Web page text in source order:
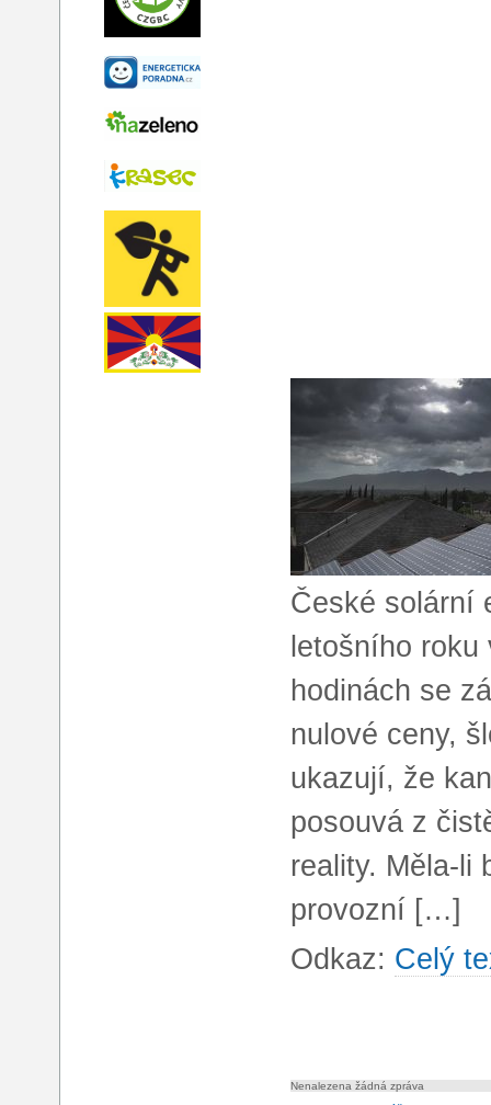
České solární
letošního roku
hodinách se
nulové ceny,
ukazují, že
posouvá z
reality. Měla-li
provozní […]
Odkaz: Celý
Nenalezena žádná zpráva